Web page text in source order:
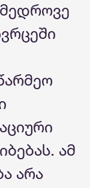
ამ
არა